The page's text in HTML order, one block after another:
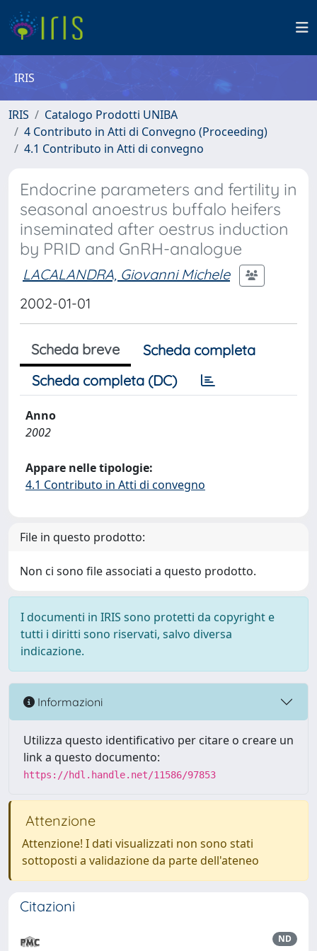
IRIS
IRIS
Catalogo Prodotti UNIBA
4 Contributo in Atti di Convegno (Proceeding)
4.1 Contributo in Atti di convegno
Endocrine parameters and fertility in
seasonal anoestrus buffalo heifers
inseminated after oestrus induction
by PRID and GnRH-analogue
LACALANDRA, Giovanni Michele
2002-01-01
Scheda breve
Scheda completa
Scheda completa (DC)
Anno
2002
Appare nelle tipologie:
4.1 Contributo in Atti di convegno
File in questo prodotto:
Non ci sono file associati a questo prodotto.
I documenti in IRIS sono protetti da copyright e
tutti i diritti sono riservati, salvo diversa
indicazione.
Informazioni
Utilizza questo identificativo per citare o creare un
link a questo documento:
https://hdl.handle.net/11586/97853
Attenzione
Attenzione! I dati visualizzati non sono stati
sottoposti a validazione da parte dell'ateneo
Citazioni
ND